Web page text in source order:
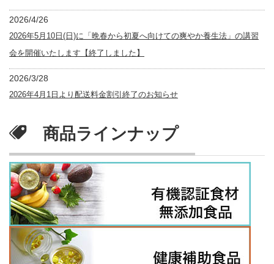
2026/4/26
2026年5月10日(日)に「晩春から初夏へ向けての爽やか養生法」の講習
会を開催いたします【終了しました】
2026/3/28
2026年4月1日より配送料金割引終了のお知らせ
商品ラインナップ